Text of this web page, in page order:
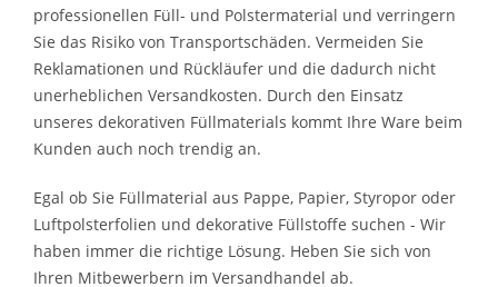
professionellen Füll- und Polstermaterial und verringern
Sie das Risiko von Transportschäden. Vermeiden Sie
Reklamationen und Rückläufer und die dadurch nicht
unerheblichen Versandkosten. Durch den Einsatz
unseres dekorativen Füllmaterials kommt Ihre Ware beim
Kunden auch noch trendig an.
Egal ob Sie Füllmaterial aus Pappe, Papier, Styropor oder
Luftpolsterfolien und dekorative Füllstoffe suchen - Wir
haben immer die richtige Lösung. Heben Sie sich von
Ihren Mitbewerbern im Versandhandel ab.